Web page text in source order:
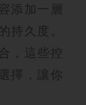
添加一層
持久度。
，這些控
擇，讓你